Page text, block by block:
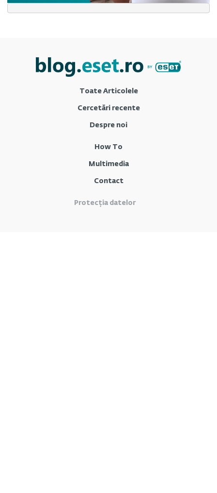
Toate Articolele
Cercetări recente
Despre noi
How To
Multimedia
Contact
Protecția datelor